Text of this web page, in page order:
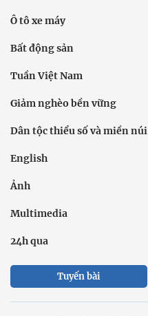
Ô tô xe máy
Bất động sản
Tuần Việt Nam
Giảm nghèo bền vững
Dân tộc thiểu số và miền núi
English
Ảnh
Multimedia
24h qua
Tuyến bài